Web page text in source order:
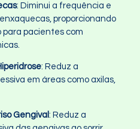
: Diminui a frequência e
proporcionando
para pacientes com
: Reduz a
em áreas como axilas,
Gengival : Reduz a